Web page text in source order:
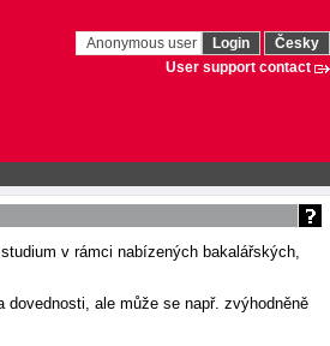
Anonymous user Login
Česky
User support contact
v rámci nabízených bakalářských,
ale může se např. zvýhodněně